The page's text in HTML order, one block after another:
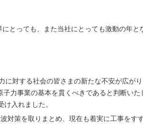
とっても、また当社にとっても激動の年と
対する社会の皆さまの新たな不安が広がり
力事業の基本を貫くべきであると判断いた
入れました。
対策を取りまとめ、現在も着実に工事をす